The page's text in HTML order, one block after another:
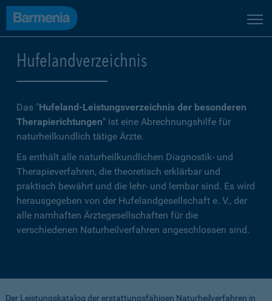
Hufelandverzeichnis
Das "Hufeland-Leistungsverzeichnis der besonderen
Therapierichtungen" ist eine Abrechnungshilfe für
naturheilkundlich tätige Ärzte.
Es enthält alle naturheilkundlichen Diagnostik- und
Therapieverfahren, die theoretisch erklärbar und
praktisch bewährt und die lehr- und lernbar sind. Es wird
herausgegeben von der Hufelandgesellschaft e. V., der
alle namhaften Ärztegesellschaften für die
verschiedenen Naturheilverfahren angeschlossen sind.
Der Leistungskatalog der erstattungsfähigen Naturheilverfahren in